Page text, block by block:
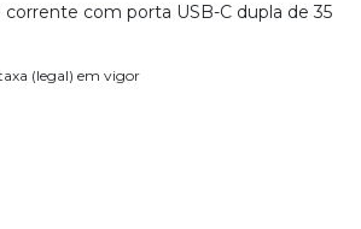
com porta USB-C dupla de 35
(legal) em vigor